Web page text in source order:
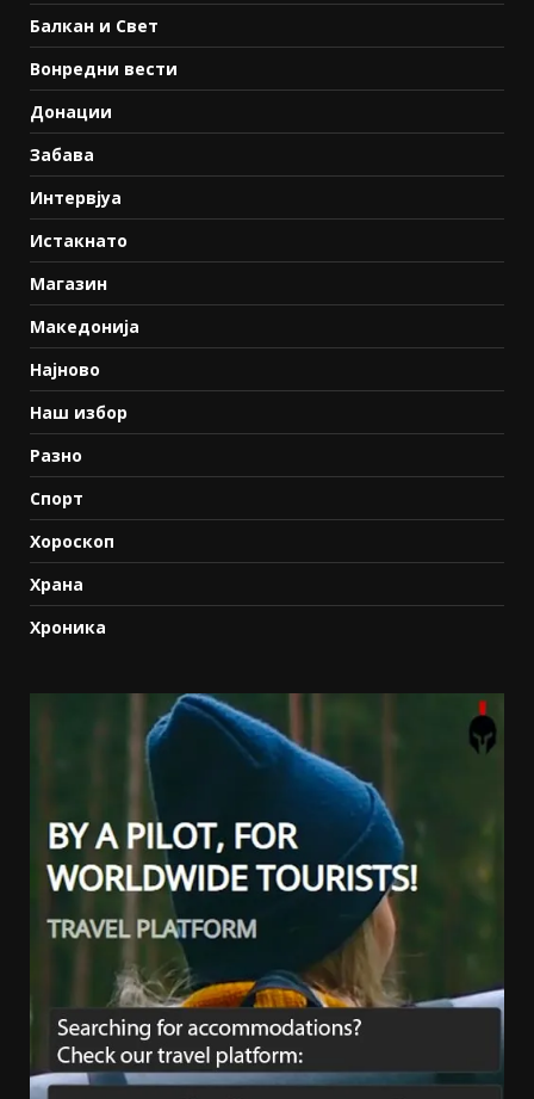
Балкан и Свет
Вонредни вести
Донации
Забава
Интервјуа
Истакнато
Магазин
Македонија
Најново
Наш избор
Разно
Спорт
Хороскоп
Храна
Хроника